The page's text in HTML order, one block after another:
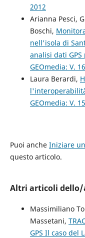
2012
Arianna Pesci,
Boschi,
nell'isola di
analisi dati GPS
GEOmedia: V.
Laura Berardi,
GEOmedia: V.
Puoi anche Iniziare
questo articolo.
Altri articoli
Massimiliano
Massetani,
GPS Il caso del